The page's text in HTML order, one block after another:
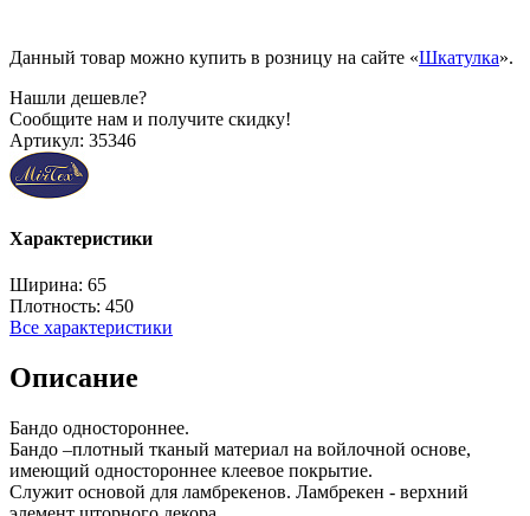
Данный товар можно купить в розницу на сайте «Шкатулка».
Нашли дешевле?
Сообщите нам и получите скидку!
Артикул: 35346
Характеристики
Ширина: 65
Плотность: 450
Все характеристики
Описание
Бандо одностороннее.
Бандо –плотный тканый материал на войлочной основе,
имеющий одностороннее клеевое покрытие.
Служит основой для ламбрекенов. Ламбрекен - верхний